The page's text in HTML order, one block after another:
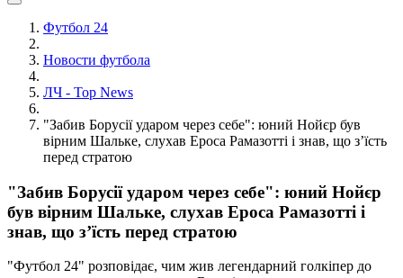
Футбол 24
Новости футбола
ЛЧ - Top News
"Забив Борусії ударом через себе": юний Нойєр був
вірним Шальке, слухав Ероса Рамазотті і знав, що з’їсть
перед стратою
"Забив Борусії ударом через себе": юний Нойєр
був вірним Шальке, слухав Ероса Рамазотті і
знав, що з’їсть перед стратою
"Футбол 24" розповідає, чим жив легендарний голкіпер до